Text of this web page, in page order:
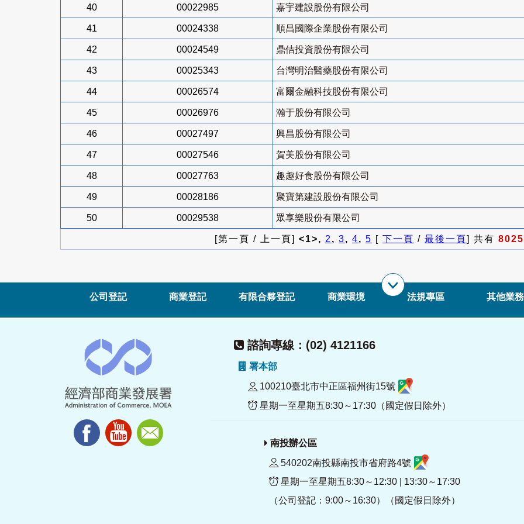
40 00022985 嘉宇建設股份有限公司
41 00024338 順昌國際企業股份有限公司
42 00024549 鼎佶投資股份有限公司
43 00025343 台灣明治醫藥股份有限公司
44 00026574 富爾金融科技股份有限公司
45 00026976 瀚于股份有限公司
46 00027497 興昌股份有限公司
47 00027546 賀美股份有限公司
48 00027763 趣趣好食股份有限公司
49 00028186 聚寶第建設股份有限公司
50 00029538 眾享樂股份有限公司
[第一頁 / 上一頁] <1>, 2, 3, 4, 5 [ 下一頁 / 最後一頁] 共有 8025
公司登記 商業登記 有限合夥登記 商業環境 法規專區 其他業務
諮詢專線：(02) 4121166
署本部
100210臺北市中正區福州街15號
星期一至星期五8:30～17:30（國定假日除外）
南投辦公區
540202南投縣南投市省府路4號
星期一至星期五8:30～12:30 | 13:30～17:30
（公司登記：9:00～16:30）（國定假日除外）